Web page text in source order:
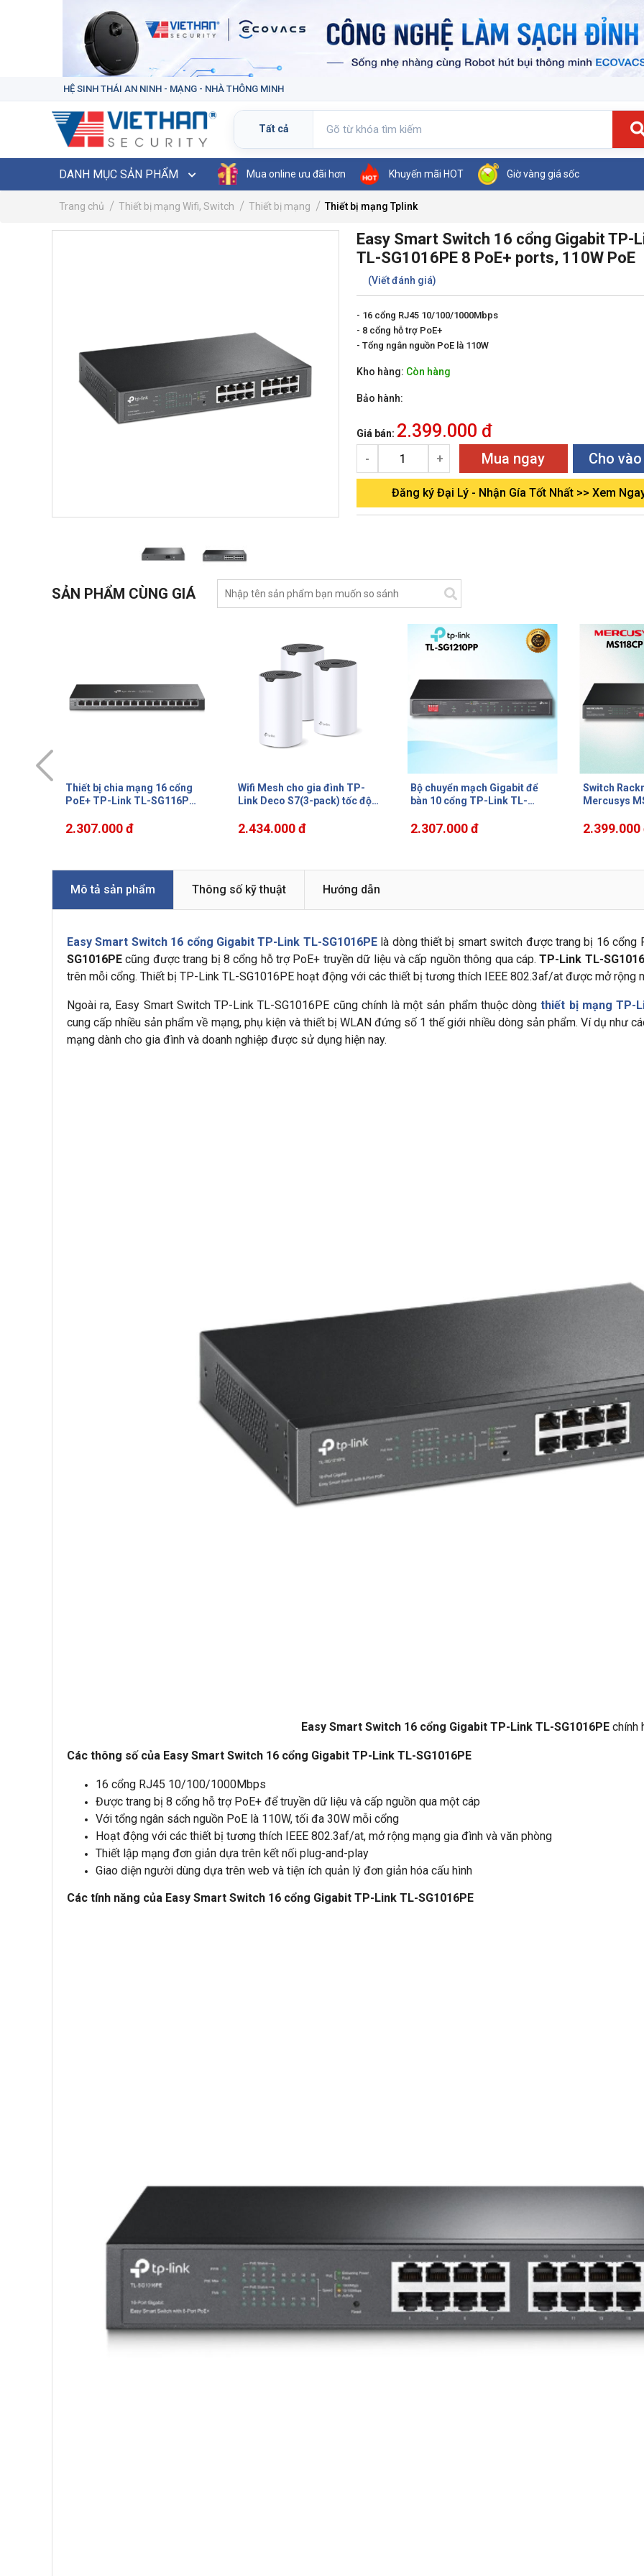
HỆ SINH THÁI AN NINH - MẠNG - NHÀ THÔNG MINH
DANH MỤC SẢN PHẨM Mua online ưu đãi hơn Khuyến mãi HOT Giờ vàng giá sốc
Trang chủ Thiết bị mạng Wifi, Switch Thiết bị mạng Thiết bị mạng Tplink
Easy Smart Switch 16 cổng Gigabit TP-
TL-SG1016PE 8 PoE+ ports, 110W PoE
(Viết đánh giá)
- 16 cổng RJ45 10/100/1000Mbps
- 8 cổng hỗ trợ PoE+
- Tổng ngân nguồn PoE là 110W
Kho hàng: Còn hàng
Bảo hành:
Giá bán: 2.399.000 đ
- + Mua ngay Cho
Đăng ký Đại Lý - Nhận Gía Tốt Nhất >> Xem
SẢN PHẨM CÙNG GIÁ
Wifi Mesh cho gia đình TP-
Link Deco S7(3-pack) tốc độ
1300 Mbps trên 5 GHz, công
2.434.000 đ
Bộ chuyển mạch Gigabit để
bàn 10 cổng TP-Link TL-
10/100/1000Mbps, 1 x
2.307.000 đ
Switch Rackmount 18 Cổng
Mercusys MS118CP - 16
Gigabit Combo SFP, Truyền
2.399.000 đ
Bộ chuyển
Link TL-
1-4), PoE
2.423.000
Mô tả sản phẩm Thông số kỹ thuật Hướng dẫn
Easy Smart Switch 16 cổng Gigabit TP-Link TL-SG1016PElà dòng thiết bị smart switch được trang bị 16
SG1016PE cũng được trang bị 8 cổng hỗ trợ PoE+ truyền dữ liệu và cấp nguồn thông qua cáp.TP-Link TL-
trên mỗi cổng. Thiết bị TP-Link TL-SG1016PE hoạt động với các thiết bị tương thích IEEE 802.3af/at được mở rộng
Ngoài ra, Easy Smart Switch TP-Link TL-SG1016PE cũng chính là một sản phẩm thuộc dòngthiết bị mạng TP-
cung cấp nhiều sản phẩm về mạng, phụ kiện và thiết bị WLAN đứng số 1 thế giới nhiều dòng sản phẩm. Ví dụ như
mạng dành cho gia đình và doanh nghiệp được sử dụng hiện nay.
Easy Smart Switch 16 cổng Gigabit TP-Link TL-SG1016PE chính
Các thông số của Easy Smart Switch 16 cổng Gigabit TP-Link TL-SG1016PE
16 cổng RJ45 10/100/1000Mbps
Được trang bị 8 cổng hỗ trợ PoE+ để truyền dữ liệu và cấp nguồn qua một cáp
Với tổng ngân sách nguồn PoE là 110W, tối đa 30W mỗi cổng
Hoạt động với các thiết bị tương thích IEEE 802.3af/at, mở rộng mạng gia đình và văn phòng
Thiết lập mạng đơn giản dựa trên kết nối plug-and-play
Giao diện người dùng dựa trên web và tiện ích quản lý đơn giản hóa cấu hình
Các tính năng của Easy Smart Switch 16 cổng Gigabit TP-Link TL-SG1016PE